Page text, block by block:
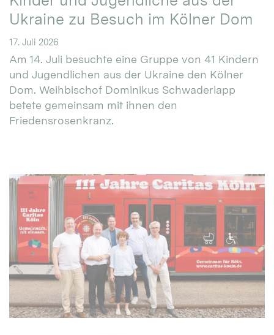
Ukraine zu Besuch im Kölner Dom
17. Juli 2026
Am 14. Juli besuchte eine Gruppe von 41 Kindern
und Jugendlichen aus der Ukraine den Kölner
Dom. Weihbischof Dominikus Schwaderlapp
betete gemeinsam mit ihnen den
Friedensrosenkranz.